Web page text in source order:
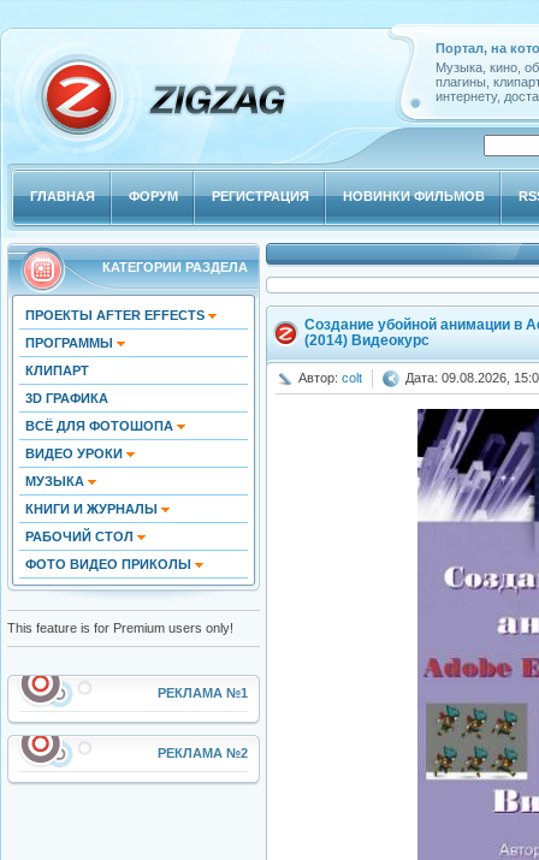
Портал, на
Музыка, кино,
плагины,
интернету,
ГЛАВНАЯ ФОРУМ РЕГИСТРАЦИЯ НОВИНКИ ФИЛЬМОВ
КАТЕГОРИИ РАЗДЕЛА
ПРОЕКТЫ AFTER EFFECTS
ПРОГРАММЫ
КЛИПАРТ
3D ГРАФИКА
ВСЁ ДЛЯ ФОТОШОПА
ВИДЕО УРОКИ
МУЗЫКА
КНИГИ И ЖУРНАЛЫ
РАБОЧИЙ СТОЛ
ФОТО ВИДЕО ПРИКОЛЫ
This feature is for Premium users only!
РЕКЛАМА №1
РЕКЛАМА №2
Создание убойной анимации в
(2014) Видеокурс
Автор: colt Дата: 09.08.2026,